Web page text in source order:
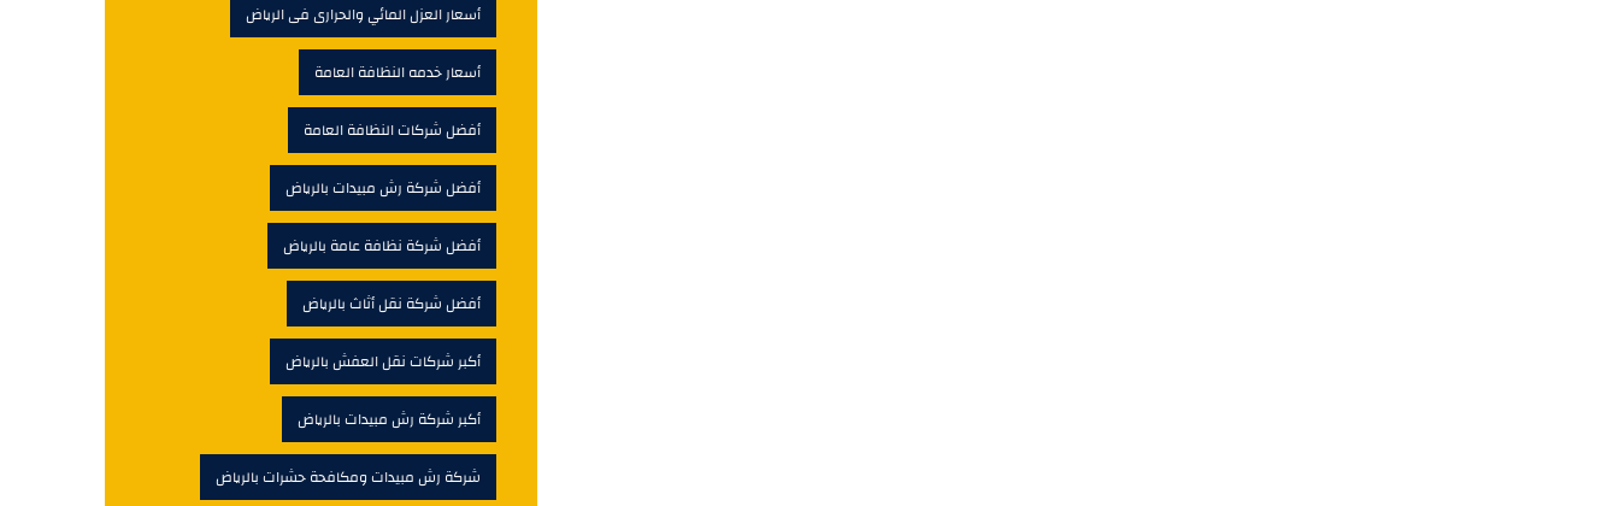
أسعار العزل المائي والحرارى فى الرياض
أسعار خدمه النظافة العامة
أفضل شركات النظافة العامة
أفضل شركة رش مبيدات بالرياض
أفضل شركة نظافة عامة بالرياض
أفضل شركة نقل أثاث بالرياض
أكبر شركات نقل العفش بالرياض
أكبر شركة رش مبيدات بالرياض
شركة رش مبيدات ومكافحة حشرات بالرياض